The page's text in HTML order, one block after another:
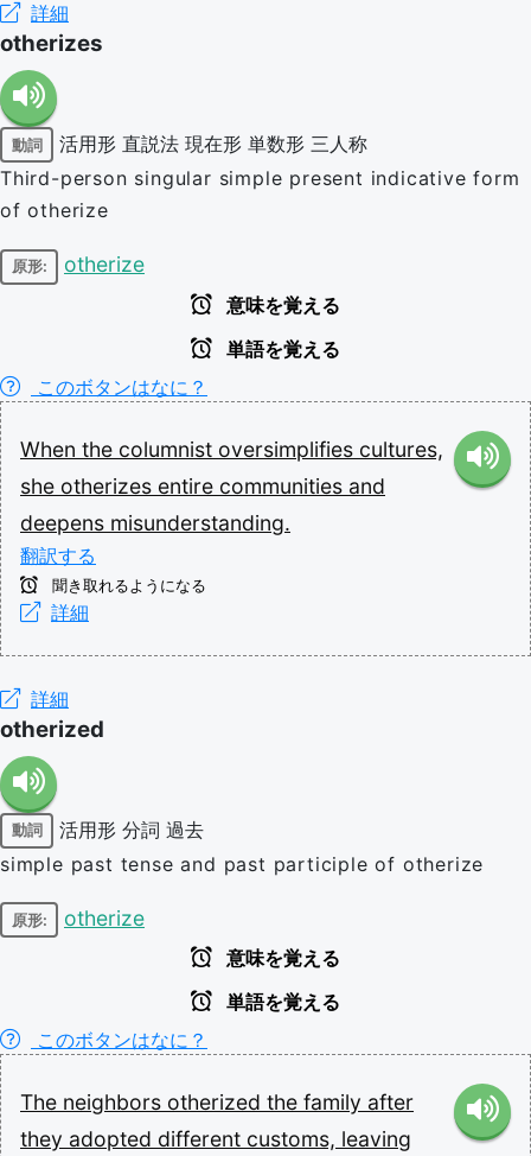
詳細
otherizes
動詞 活用形 直説法 現在形 単数形 三人称
Third-person singular simple present indicative form
of otherize
原形: otherize
意味を覚える
単語を覚える
このボタンはなに？
When the columnist oversimplifies cultures,
she otherizes entire communities and
deepens misunderstanding.
翻訳する
聞き取れるようになる
詳細
詳細
otherized
動詞 活用形 分詞 過去
simple past tense and past participle of otherize
原形: otherize
意味を覚える
単語を覚える
このボタンはなに？
The neighbors otherized the family after
they adopted different customs, leaving